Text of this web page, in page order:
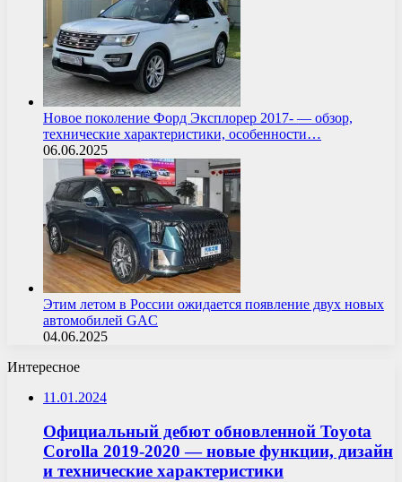
Новое поколение Форд Эксплорер 2017- — обзор,
технические характеристики, особенности…
06.06.2025
Этим летом в России ожидается появление двух новых
автомобилей GAC
04.06.2025
Интересное
11.01.2024
Официальный дебют обновленной Toyota
Corolla 2019-2020 — новые функции, дизайн
и технические характеристики